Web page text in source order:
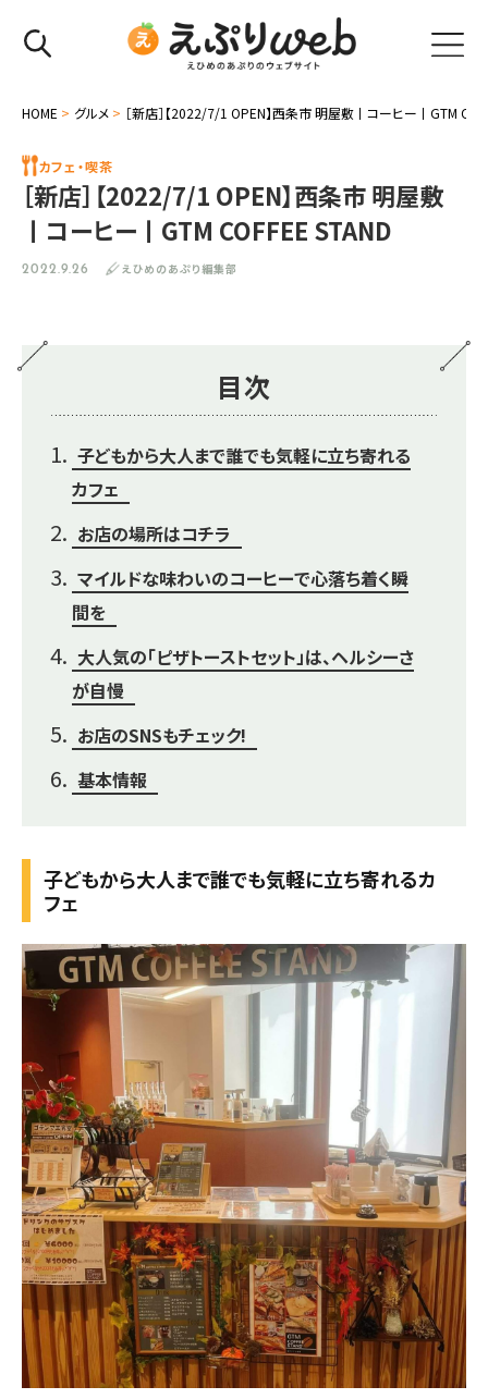
HOME > グルメ > ［新店］【2022/7/1 OPEN】西条市 明屋敷丨コーヒー丨GTM
カフェ・喫茶
［新店］【2022/7/1 OPEN】西条市 明屋敷
丨コーヒー丨GTM COFFEE STAND
2022.9.26 えひめのあぷり編集部
目次
子どもから大人まで誰でも気軽に立ち寄れる
カフェ
お店の場所はコチラ
マイルドな味わいのコーヒーで心落ち着く瞬
間を
大人気の「ピザトーストセット」は、ヘルシーさ
が自慢
お店のSNSもチェック!
基本情報
子どもから大人まで誰でも気軽に立ち寄れるカ
フェ